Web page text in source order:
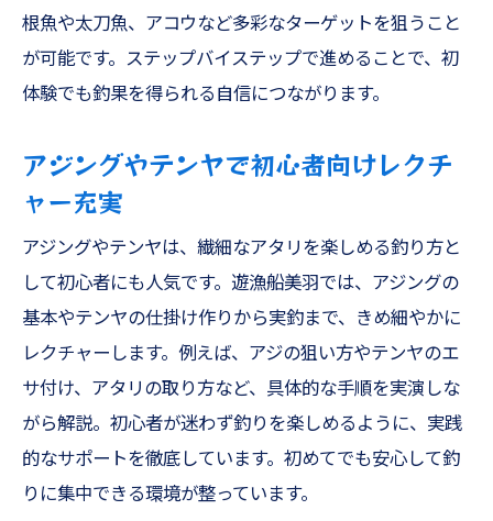
根魚や太刀魚、アコウなど多彩なターゲットを狙うこと
が可能です。ステップバイステップで進めることで、初
体験でも釣果を得られる自信につながります。
アジングやテンヤで初心者向けレクチ
ャー充実
アジングやテンヤは、繊細なアタリを楽しめる釣り方と
して初心者にも人気です。遊漁船美羽では、アジングの
基本やテンヤの仕掛け作りから実釣まで、きめ細やかに
レクチャーします。例えば、アジの狙い方やテンヤのエ
サ付け、アタリの取り方など、具体的な手順を実演しな
がら解説。初心者が迷わず釣りを楽しめるように、実践
的なサポートを徹底しています。初めてでも安心して釣
りに集中できる環境が整っています。